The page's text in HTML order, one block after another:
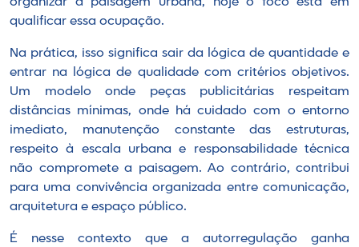
qualificar essa ocupação.
Na prática, isso significa sair da lógica de quantidade e
entrar na lógica de qualidade com critérios objetivos.
Um modelo onde peças publicitárias respeitam
distâncias mínimas, onde há cuidado com o entorno
imediato, manutenção constante das estruturas,
respeito à escala urbana e responsabilidade técnica
não compromete a paisagem. Ao contrário, contribui
para uma convivência organizada entre comunicação,
arquitetura e espaço público.
É nesse contexto que a autorregulação ganha